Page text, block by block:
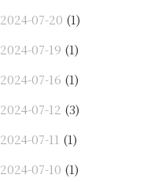
2024-07-20 (1)
2024-07-19 (1)
2024-07-16 (1)
2024-07-12 (3)
2024-07-11 (1)
2024-07-10 (1)